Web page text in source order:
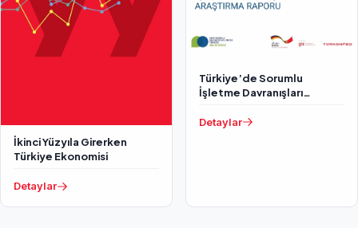
İkinci Yüzyıla Girerken
Türkiye Ekonomisi
Detaylar
Türkiye’de Sorumlu
İşletme Davranışları
Detaylar